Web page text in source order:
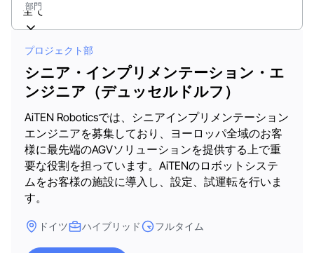
部門
全て
プロジェクト部
シニア・インプリメンテーション・エ
ンジニア（デュッセルドルフ）
AiTEN Roboticsでは、シニアインプリメンテーション
エンジニアを募集しており、ヨーロッパ全域のお客
様に最先端のAGVソリューションを提供する上で重
要な役割を担っています。AiTENのロボットシステ
ムをお客様の施設に導入し、設定、試運転を行いま
す。
ドイツ ハイブリッド フルタイム